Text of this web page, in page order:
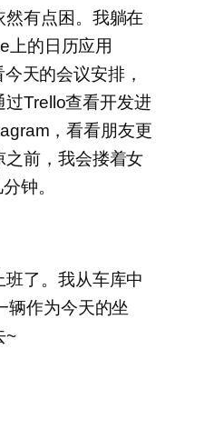
有点困。我躺在
上的日历应用
天的会议安排，
Trello查看开发进
，看看朋友更
之前，我会搂着女
钟。
了。我从车库中
辆作为今天的坐
~